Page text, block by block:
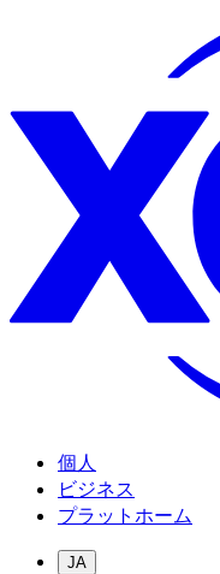
個人
ビジネス
プラットホーム
JA